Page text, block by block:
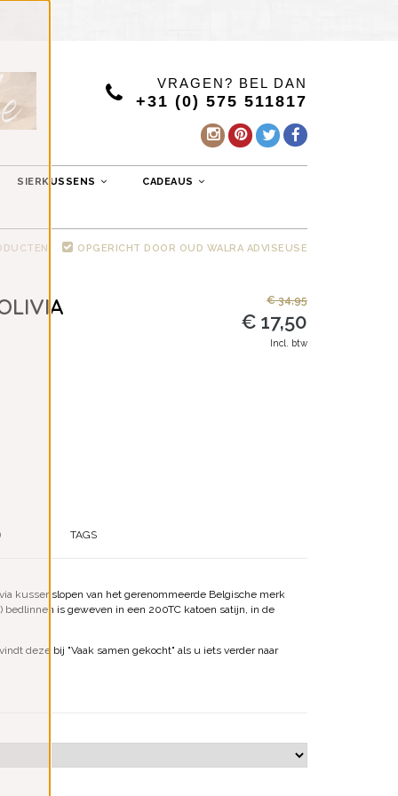
VRAGEN? BEL DAN
+31 (0) 575 511817
SIERKUSSENS CADEAUS
OPGERICHT DOOR OUD WALRA ADVISEUSE
€ 34,95
€ 17,50
Incl. btw
TAGS
kussenslopen van het gerenommeerde Belgische merk
is geweven in een 200TC katoen satijn, in de
deze bij "Vaak samen gekocht" als u iets verder naar